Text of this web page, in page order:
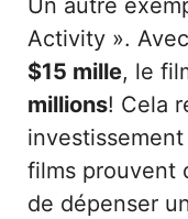
Un autre
Activity ».
$15 mille, le
millions! Cela
films prouvent
de dépenser